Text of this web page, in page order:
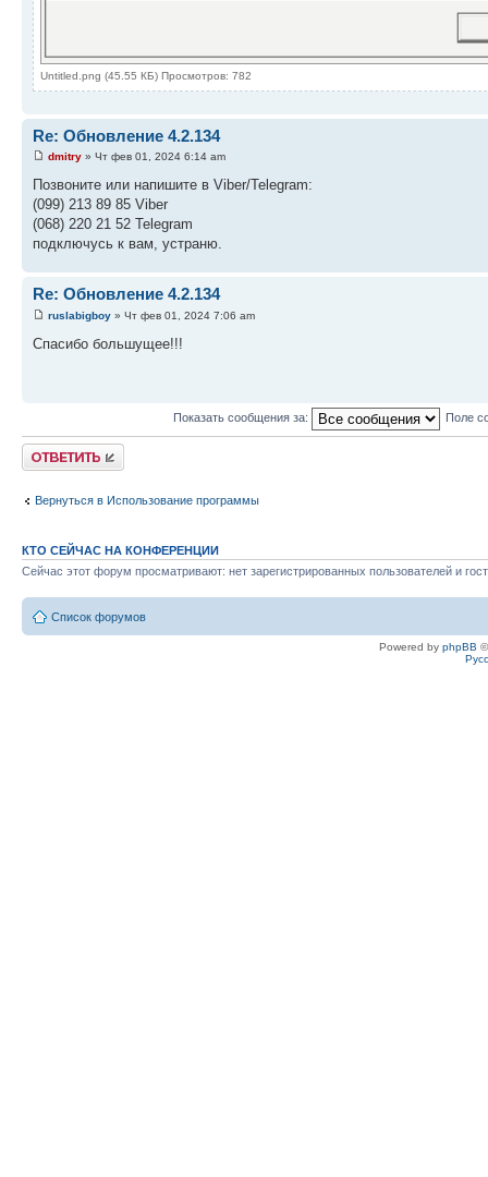
Untitled.png (45.55 КБ) Просмотров: 782
Re: Обновление 4.2.134
dmitry » Чт фев 01, 2024 6:14 am
Позвоните или напишите в Viber/Telegram:
(099) 213 89 85 Viber
(068) 220 21 52 Telegram
подключусь к вам, устраню.
Re: Обновление 4.2.134
ruslabigboy » Чт фев 01, 2024 7:06 am
Спасибо большущее!!!
Показать сообщения за: Поле
Ответить
Вернуться в Использование программы
КТО СЕЙЧАС НА КОНФЕРЕНЦИИ
Сейчас этот форум просматривают: нет зарегистрированных пользователей и
Список форумов
Powered by phpBB